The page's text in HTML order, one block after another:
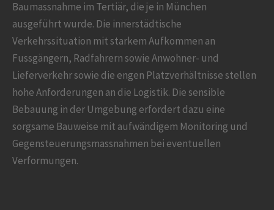
Baumassnahme im Tertiär, die je in München
ausgeführt wurde. Die innerstädtische
Verkehrssituation mit starkem Aufkommen an
Fussgängern, Radfahrern sowie Anwohner- und
Lieferverkehr sowie die engen Platzverhältnisse stellen
hohe Anforderungen an die Logistik. Die sensible
Bebauung in der Umgebung erfordert dazu eine
sorgsame Bauweise mit aufwändigem Monitoring und
Gegensteuerungsmassnahmen bei eventuellen
Verformungen.